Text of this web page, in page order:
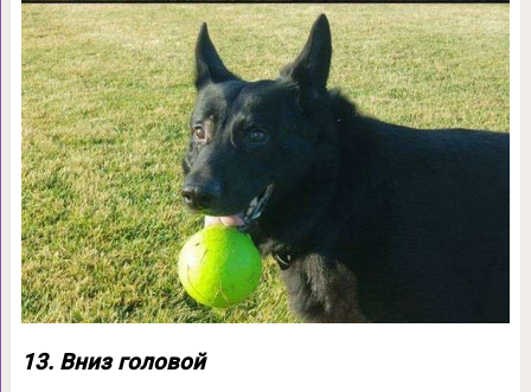
13. Вниз головой